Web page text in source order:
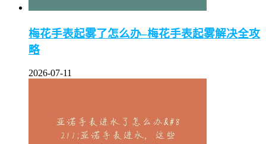
梅花手表起雾了怎么办–梅花手表起雾解决全攻
略
2026-07-11